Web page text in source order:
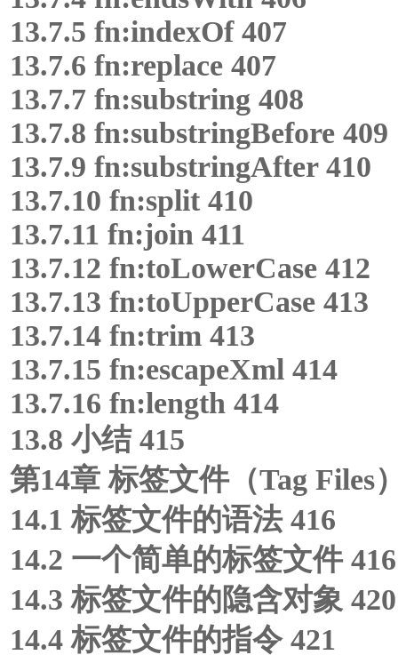
13.7.5 fn:indexOf 407
13.7.6 fn:replace 407
13.7.7 fn:substring 408
13.7.8 fn:substringBefore 409
13.7.9 fn:substringAfter 410
13.7.10 fn:split 410
13.7.11 fn:join 411
13.7.12 fn:toLowerCase 412
13.7.13 fn:toUpperCase 413
13.7.14 fn:trim 413
13.7.15 fn:escapeXml 414
13.7.16 fn:length 414
13.8 小结 415
第14章 标签文件（Tag Files
14.1 标签文件的语法 416
14.2 一个简单的标签文件 416
14.3 标签文件的隐含对象 420
14.4 标签文件的指令 421